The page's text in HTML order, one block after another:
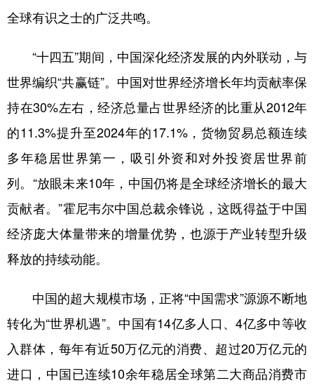
全球有识之士的广泛共鸣。
“十四五”期间，中国深化经济发展的内外联动，与
世界编织“共赢链”。中国对世界经济增长年均贡献率保
持在30%左右，经济总量占世界经济的比重从2012年
的11.3%提升至2024年的17.1%，货物贸易总额连续
多年稳居世界第一，吸引外资和对外投资居世界前
列。“放眼未来10年，中国仍将是全球经济增长的最大
贡献者。”霍尼韦尔中国总裁余锋说，这既得益于中国
经济庞大体量带来的增量优势，也源于产业转型升级
释放的持续动能。
中国的超大规模市场，正将“中国需求”源源不断地
转化为“世界机遇”。中国有14亿多人口、4亿多中等收
入群体，每年有近50万亿元的消费、超过20万亿元的
进口，中国已连续10余年稳居全球第二大商品消费市